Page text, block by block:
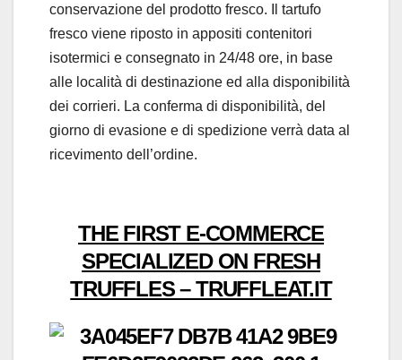
conservazione del prodotto fresco. Il tartufo
fresco viene riposto in appositi contenitori
isotermici e consegnato in 24/48 ore, in base
alle località di destinazione ed alla disponibilità
dei corrieri. La conferma di disponibilità, del
giorno di evasione e di spedizione verrà data al
ricevimento dell’ordine.
THE FIRST E-COMMERCE
SPECIALIZED ON FRESH
TRUFFLES – TRUFFLEAT.IT